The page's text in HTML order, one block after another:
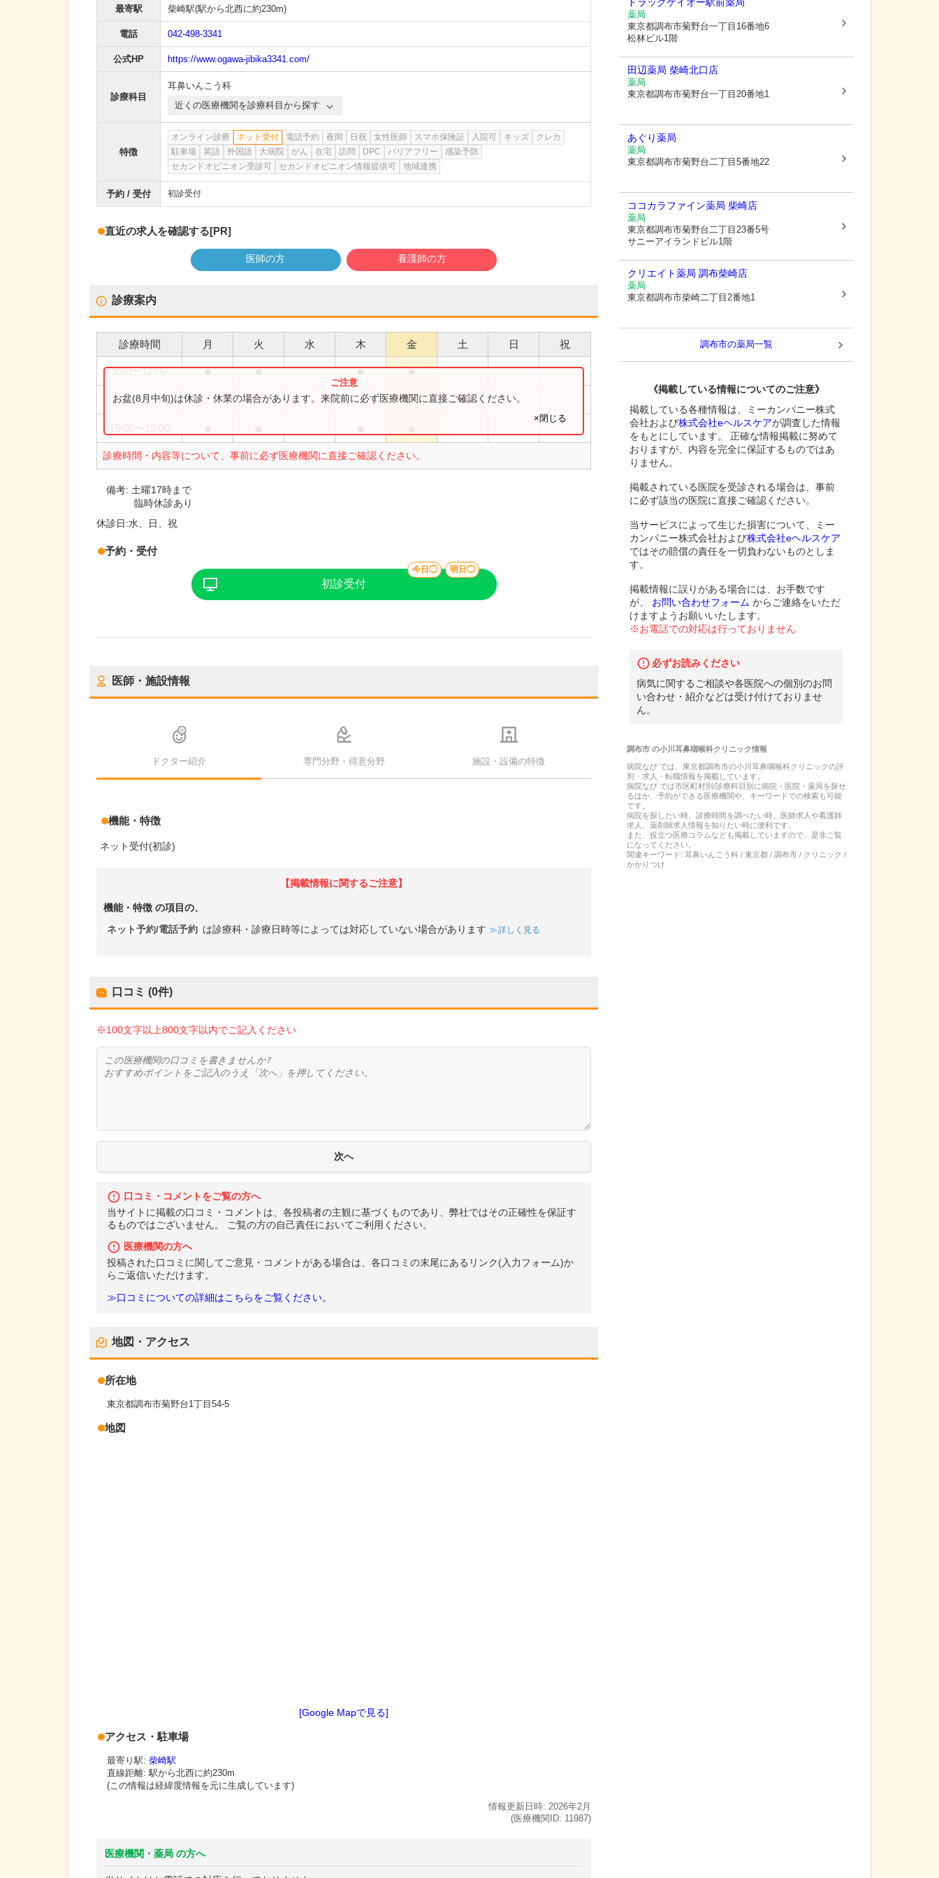
最寄駅 柴崎駅(駅から北西に約230m)
電話 042-498-3341
公式HP https://www.ogawa-jibika3341.com/
診療科目
耳鼻いんこう科
近くの医療機関を診療科目から探す
特徴
オンライン診療 ネット受付 電話予約 夜間 日祝 女性医師 スマホ保険証 入院可 キッズ
クレカ
駐車場
英語 外国語 大病院 がん 在宅 訪問 DPC バリアフリー
感染予防
セカンドオピニオン受診可
セカンドオピニオン情報提供可 地域連携
予約 / 受付 初診受付
直近の求人を確認する[PR]
医師の方 看護師の方
診療案内
診療時間 月 火 水 木 金 土 日 祝
9:00〜12:00 ● ● ● ●
9:00〜17:00 ●
診療時間・内容等について、事前に必ず医療機関に直接ご確認ください。
お盆(8月中旬)は休診・休業の場合があります。来院前に必ず医療機関に直接ご確認ください。
×閉じる
備考: 土曜17時まで
臨時休診あり
休診日:水、日、祝
予約・受付
初診受付
今日◯ 明日◯
医師・施設情報
ドクター紹介 専門分野・得意分野 施設・設備の特徴
機能・特徴
ネット受付(初診)
【掲載情報に関するご注意】
機能・特徴 の項目の、
ネット予約/電話予約 は診療科・診療日時等によっては対応していない場合があります 詳しく見る
口コミ (0件)
※100文字以上800文字以内でご記入ください
口コミ・コメントをご覧の方へ
当サイトに掲載の口コミ・コメントは、各投稿者の主観に基づくものであり、弊社ではその正確性を保証す
るものではございません。 ご覧の方の自己責任においてご利用ください。
医療機関の方へ
投稿された口コミに関してご意見・コメントがある場合は、各口コミの末尾にあるリンク(入力フォーム)か
らご返信いただけます。
≫口コミについての詳細はこちらをご覧ください。
地図・アクセス
所在地
東京都調布市菊野台1丁目54-5
地図
[Google Mapで見る]
アクセス・駐車場
最寄り駅: 柴崎駅
直線距離: 駅から北西に約230m
(この情報は経緯度情報を元に生成しています)
情報更新日時: 2026年2月
(医療機関ID: 11987)
医療機関・薬局 の方へ
ドラッグケイオー駅前薬局
薬局
東京都調布市菊野台一丁目16番地6
松林ビル1階
田辺薬局 柴崎北口店
薬局
東京都調布市菊野台一丁目20番地1
あぐり薬局
薬局
東京都調布市菊野台二丁目5番地22
ココカラファイン薬局 柴崎店
薬局
東京都調布市菊野台二丁目23番5号
サニーアイランドビル1階
クリエイト薬局 調布柴崎店
薬局
東京都調布市柴崎二丁目2番地1
調布市の薬局一覧
《掲載している情報についてのご注意》
掲載している各種情報は、ミーカンパニー株式
会社および株式会社eヘルスケアが調査した情報
をもとにしています。 正確な情報掲載に努めて
おりますが、内容を完全に保証するものではあ
りません。
掲載されている医院を受診される場合は、事前
に必ず該当の医院に直接ご確認ください。
当サービスによって生じた損害について、ミー
カンパニー株式会社および株式会社eヘルスケア
ではその賠償の責任を一切負わないものとしま
す。
掲載情報に誤りがある場合には、お手数です
が、
お問い合わせフォーム からご連絡をいただ
けますようお願いいたします。
※お電話での対応は行っておりません
必ずお読みください
病気に関するご相談や各医院への個別のお問
い合わせ・紹介などは受け付けておりませ
ん。
調布市の小川耳鼻咽喉科クリニック情報
病院なび では、 東京都調布市の小川耳鼻咽喉科クリニックの評
判・求人・転職情報を掲載しています。
病院なび では市区町村別/診療科目別に病院・医院・薬局を探せ
るほか、予約ができる医療機関や、キーワードでの検索も可能
です。
病院を探したい時、診療時間を調べたい時、医師求人や看護師
求人、薬剤師求人情報を知りたい時に便利です。
また、役立つ医療コラムなども掲載していますので、是非ご覧
になってください。
関連キーワード: 耳鼻いんこう科 / 東京都 / 調布市 / クリニック /
かかりつけ